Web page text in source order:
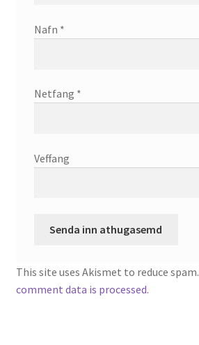
Nafn *
Netfang *
Veffang
This site uses Akismet to reduce spam.
comment data is processed.